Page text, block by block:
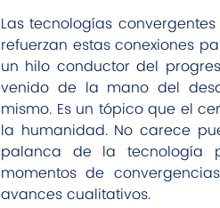
Las tecnologías
refuerzan estas conexiones
un hilo conductor del
venido de la mano del
mismo. Es un tópico que el
la humanidad. No carece
palanca de la tecnología
momentos de
avances cualitativos.